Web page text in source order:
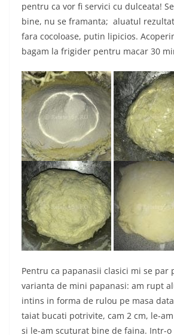
pentru ca vor fi servici cu dulceata!
bine, nu se framanta; aluatul
fara cocoloase, putin lipicios.
bagam la frigider pentru macar 30
Pentru ca papanasii clasici mi se par
varianta de mini papanasi: am rupt
intins in forma de rulou pe masa
taiat bucati potrivite, cam 2 cm, le-
si le-am scuturat bine de faina. Intr-o